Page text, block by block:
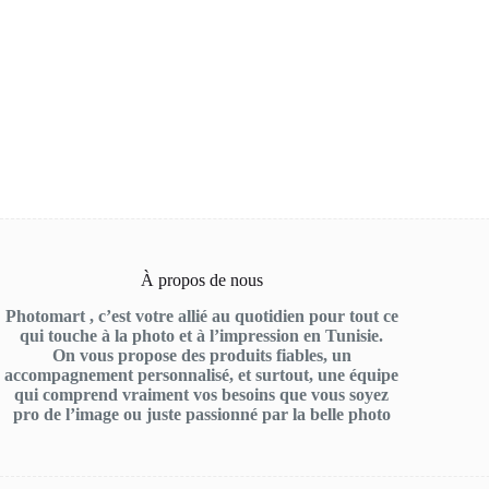
À propos de nous
Photomart , c’est votre allié au quotidien pour tout ce
qui touche à la photo et à l’impression en Tunisie.
On vous propose des produits fiables, un
accompagnement personnalisé, et surtout, une équipe
qui comprend vraiment vos besoins que vous soyez
pro de l’image ou juste passionné par la belle photo